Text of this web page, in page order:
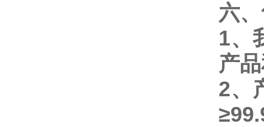
六
1、
产
2、
≥